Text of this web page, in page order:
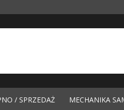
/ SPRZEDAŻ MECHANIKA